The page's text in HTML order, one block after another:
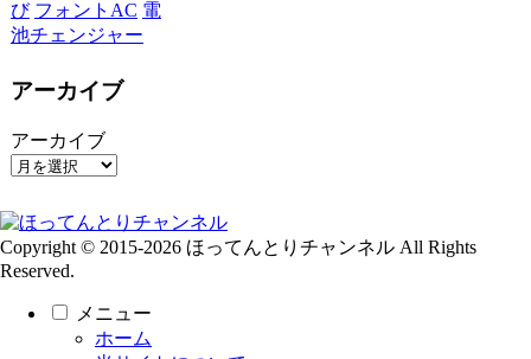
び フォントAC 電
池チェンジャー
アーカイブ
アーカイブ
Copyright © 2015-2026 ほってんとりチャンネル All Rights
Reserved.
メニュー
ホーム